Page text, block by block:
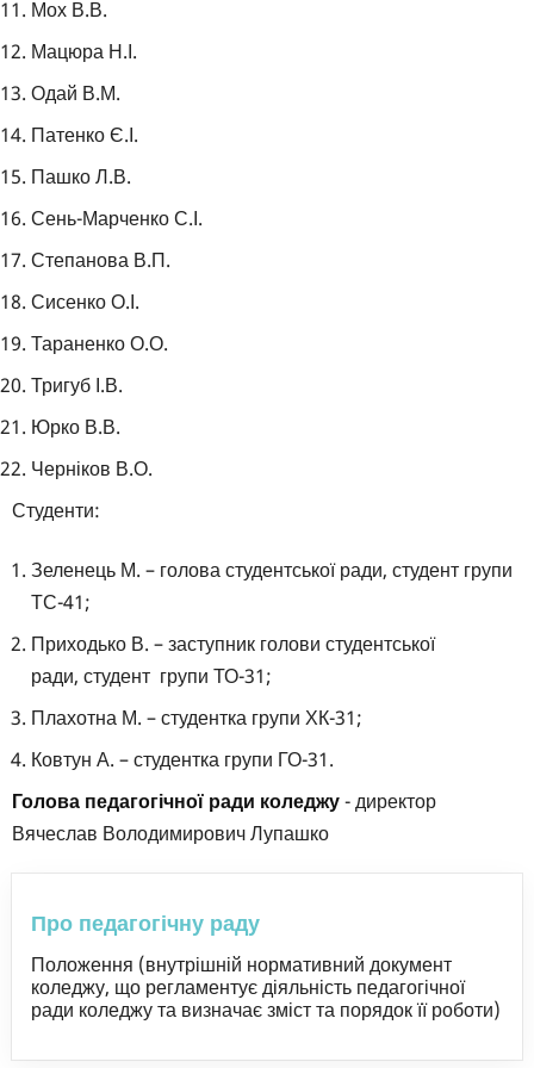
Мох В.В.
Мацюра Н.І.
Одай В.М.
Патенко Є.І.
Пашко Л.В.
Сень-Марченко С.І.
Степанова В.П.
Сисенко О.І.
Тараненко О.О.
Тригуб І.В.
Юрко В.В.
Черніков В.О.
Студенти:
Зеленець М. – голова студентської ради, студент групи
ТС-41;
Приходько В. – заступник голови студентської
ради, студент групи ТО-31;
Плахотна М. – студентка групи ХК-31;
Ковтун А. – студентка групи ГО-31.
Голова педагогічної ради коледжу- директор
Вячеслав Володимирович Лупашко
Про педагогічну раду
Положення (внутрішній нормативний документ
коледжу, що регламентує діяльність педагогічної
ради коледжу та визначає зміст та порядок її роботи)